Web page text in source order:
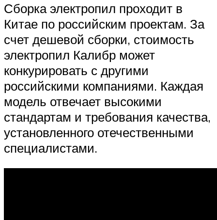
Сборка электропил проходит в
Китае по российским проектам. За
счет дешевой сборки, стоимость
электропил Калибр может
конкурировать с другими
российскими компаниями. Каждая
модель отвечает высокими
стандартам и требования качества,
установленного отечественными
специалистами.